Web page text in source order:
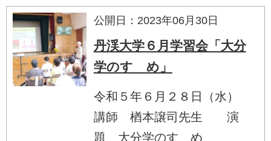
公開日：2023年06月30日
丹渓大学６月学習会「大分
学のすゝめ」
令和５年６月２８日（水）
講師 楢本譲司先生 演
題 大分学のすゝめ